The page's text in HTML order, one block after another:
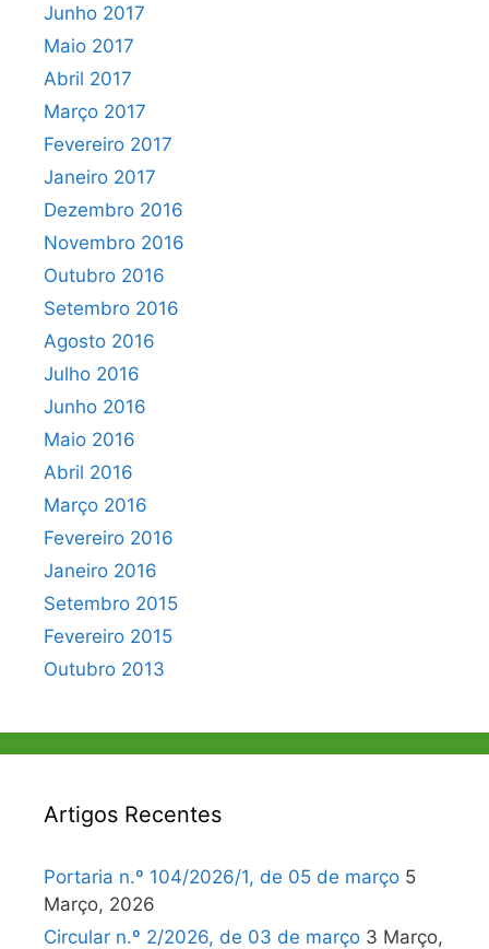
Junho 2017
Maio 2017
Abril 2017
Março 2017
Fevereiro 2017
Janeiro 2017
Dezembro 2016
Novembro 2016
Outubro 2016
Setembro 2016
Agosto 2016
Julho 2016
Junho 2016
Maio 2016
Abril 2016
Março 2016
Fevereiro 2016
Janeiro 2016
Setembro 2015
Fevereiro 2015
Outubro 2013
Artigos Recentes
Portaria n.º 104/2026/1, de 05 de março 5
Março, 2026
Circular n.º 2/2026, de 03 de março 3 Março,